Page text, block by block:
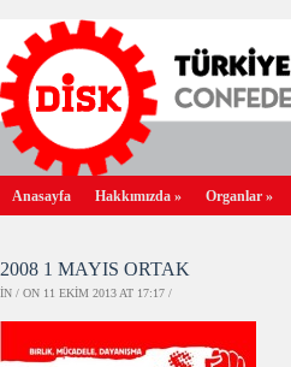
Anasayfa Hakkımızda » Organlar »
2008 1 MAYIS ORTAK
IN / ON 11 EKIM 2013 AT 17:17 /